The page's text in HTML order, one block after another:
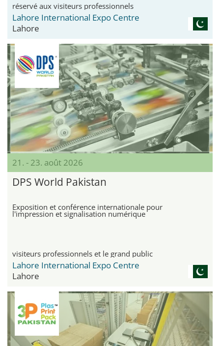
réservé aux visiteurs professionnels
Lahore International Expo Centre
Lahore
21. - 23. août 2026
DPS World Pakistan
Exposition et conférence internationale pour
l'impression et signalisation numérique
visiteurs professionnels et le grand public
Lahore International Expo Centre
Lahore